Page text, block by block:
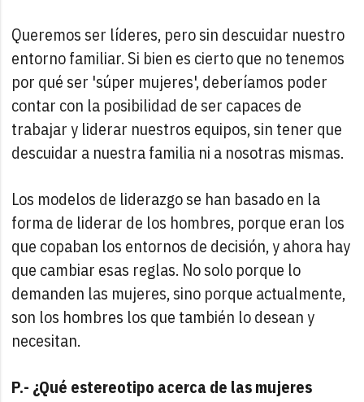
Queremos ser líderes, pero sin descuidar nuestro
entorno familiar. Si bien es cierto que no tenemos
por qué ser 'súper mujeres', deberíamos poder
contar con la posibilidad de ser capaces de
trabajar y liderar nuestros equipos, sin tener que
descuidar a nuestra familia ni a nosotras mismas.
Los modelos de liderazgo se han basado en la
forma de liderar de los hombres, porque eran los
que copaban los entornos de decisión, y ahora hay
que cambiar esas reglas. No solo porque lo
demanden las mujeres, sino porque actualmente,
son los hombres los que también lo desean y
necesitan.
P.- ¿Qué estereotipo acerca de las mujeres